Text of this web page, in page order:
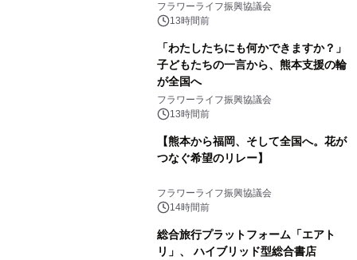
フラワーライフ振興協議会
13時間前
「わたしたちにも何かできますか？」
子どもたちの一言から、熊本支援の輪
が全国へ
フラワーライフ振興協議会
13時間前
【熊本から福岡、そして全国へ。花が
つなぐ希望のリレー】
フラワーライフ振興協議会
14時間前
総合旅行プラットフォーム「エアト
リ」、 ハイブリッド型総合書店